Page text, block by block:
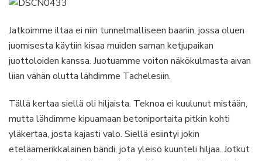
Jatkoimme iltaa ei niin tunnelmalliseen baariin, jossa oluen
juomisesta käytiin kisaa muiden saman ketjupaikan
juottoloiden kanssa. Juotuamme voiton näkökulmasta aivan
liian vähän olutta lähdimme Tachelesiin.
Tällä kertaa siellä oli hiljaista. Teknoa ei kuulunut mistään,
mutta lähdimme kipuamaan betoniportaita pitkin kohti
yläkertaa, josta kajasti valo. Siellä esiintyi jokin
eteläamerikkalainen bändi, jota yleisö kuunteli hiljaa. Jotkut